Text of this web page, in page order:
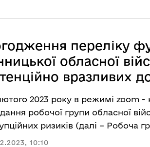
переліку
обласної
вразливих
2023 року в режимі zoom -
робочої групи обласної
ризиків (далі – Робоча
10:10